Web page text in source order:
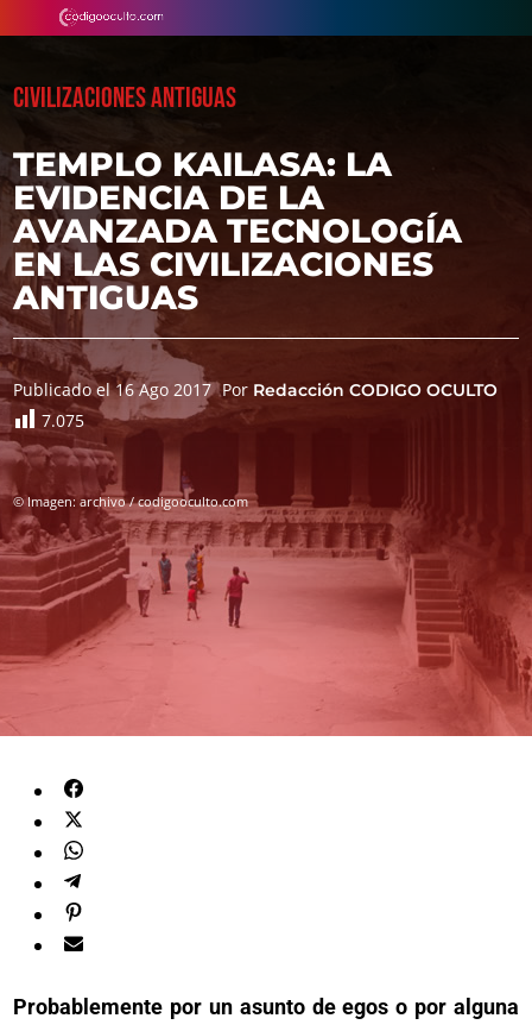
CIVILIZACIONES ANTIGUAS
TEMPLO KAILASA: LA
EVIDENCIA DE LA
AVANZADA TECNOLOGÍA
EN LAS CIVILIZACIONES
ANTIGUAS
Publicado el 16 Ago 2017 Por Redacción CODIGO OCULTO
7.075
© Imagen: archivo / codigooculto.com
Probablemente por un asunto de egos o por alguna